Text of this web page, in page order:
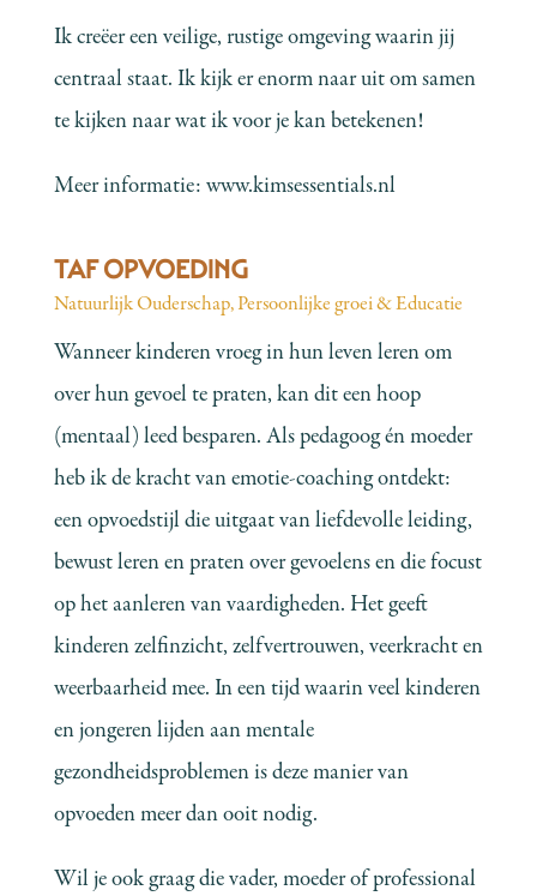
Ik creëer een veilige, rustige omgeving waarin jij
centraal staat. Ik kijk er enorm naar uit om samen
te kijken naar wat ik voor je kan betekenen!
Meer informatie:www.kimsessentials.nl
TAF OPVOEDING
Natuurlijk Ouderschap,Persoonlijke groei & Educatie
Wanneer kinderen vroeg in hun leven leren om
over hun gevoel te praten, kan dit een hoop
(mentaal) leed besparen. Als pedagoog én moeder
heb ik de kracht van emotie-coaching ontdekt:
een opvoedstijl die uitgaat van liefdevolle leiding,
bewust leren en praten over gevoelens en die focust
op het aanleren van vaardigheden. Het geeft
kinderen zelfinzicht, zelfvertrouwen, veerkracht en
weerbaarheid mee. In een tijd waarin veel kinderen
en jongeren lijden aan mentale
gezondheidsproblemen is deze manier van
opvoeden meer dan ooit nodig.
Wil je ook graag die vader, moeder of professional